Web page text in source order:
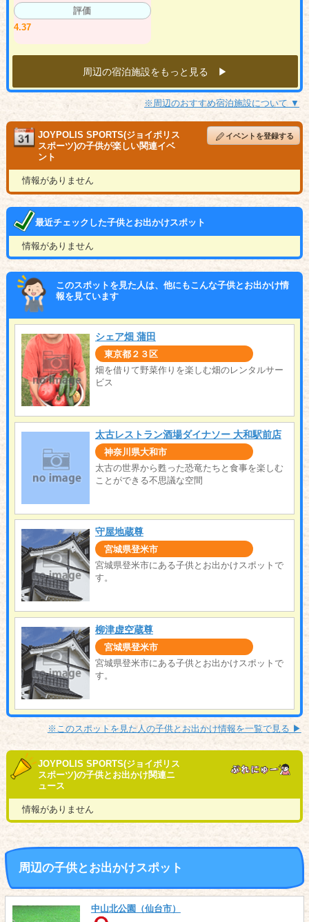
評価
4.37
周辺の宿泊施設をもっと見る ▶︎
※周辺のおすすめ宿泊施設について ▼
JOYPOLIS SPORTS(ジョイポリス
スポーツ)の子供が楽しい関連イベ
ント
イベントを登録する
情報がありません
最近チェックした子供とお出かけスポット
情報がありません
このスポットを見た人は、他にもこんな子供とお出かけ情
報を見ています
シェア畑 蒲田
東京都２３区
畑を借りて野菜作りを楽しむ畑のレンタルサー
ビス
太古レストラン酒場ダイナソー 大和駅前店
神奈川県大和市
太古の世界から甦った恐竜たちと食事を楽しむ
ことができる不思議な空間
守屋地蔵尊
宮城県登米市
宮城県登米市にある子供とお出かけスポットで
す。
柳津虚空蔵尊
宮城県登米市
宮城県登米市にある子供とお出かけスポットで
す。
※このスポットを見た人の子供とお出かけ情報を一覧で見る ▶︎
JOYPOLIS SPORTS(ジョイポリス
スポーツ)の子供とお出かけ関連ニ
ュース
情報がありません
周辺の子供とお出かけスポット
中山北公園（仙台市）